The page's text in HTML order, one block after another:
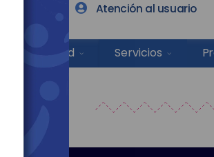
Atención al usuario
Salud Servicios